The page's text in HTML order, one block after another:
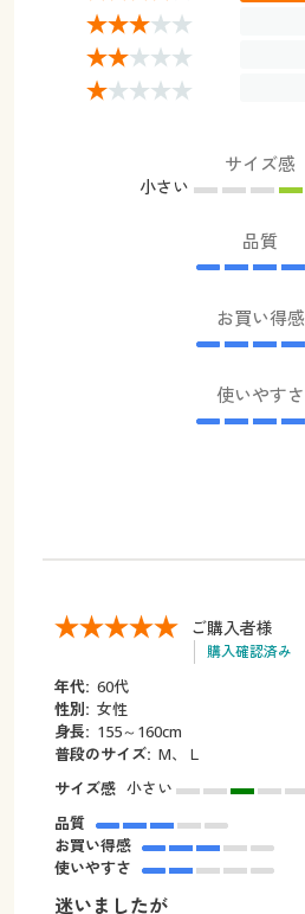
サイズ感
小さい
品質
お買い得感
使いやすさ
ご購入者様
購入確認済み
年代: 60代
性別: 女性
身長: 155～160cm
普段のサイズ: M、Ｌ
サイズ感 小さい
品質
お買い得感
使いやすさ
迷いましたが